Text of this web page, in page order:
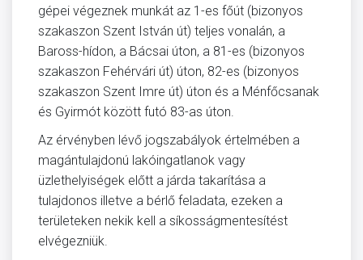
gépei végeznek munkát az 1-es főút (bizonyos
szakaszon Szent István út) teljes vonalán, a
Baross-hídon, a Bácsai úton, a 81-es (bizonyos
szakaszon Fehérvári út) úton, 82-es (bizonyos
szakaszon Szent Imre út) úton és a Ménfőcsanak
és Gyirmót között futó 83-as úton.
Az érvényben lévő jogszabályok értelmében a
magántulajdonú lakóingatlanok vagy
üzlethelyiségek előtt a járda takarítása a
tulajdonos illetve a bérlő feladata, ezeken a
területeken nekik kell a síkosságmentesítést
elvégezniük.